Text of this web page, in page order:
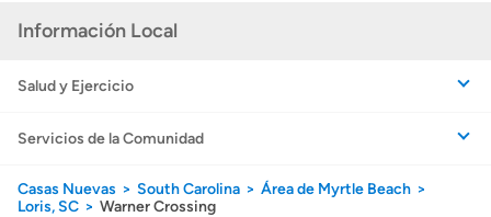
convenient access to local shopping, dining and
Información Local
Salud y Ejercicio
Servicios de la Comunidad
Casas Nuevas South Carolina
Área de Myrtle Beach
Loris, SC
Warner Crossing